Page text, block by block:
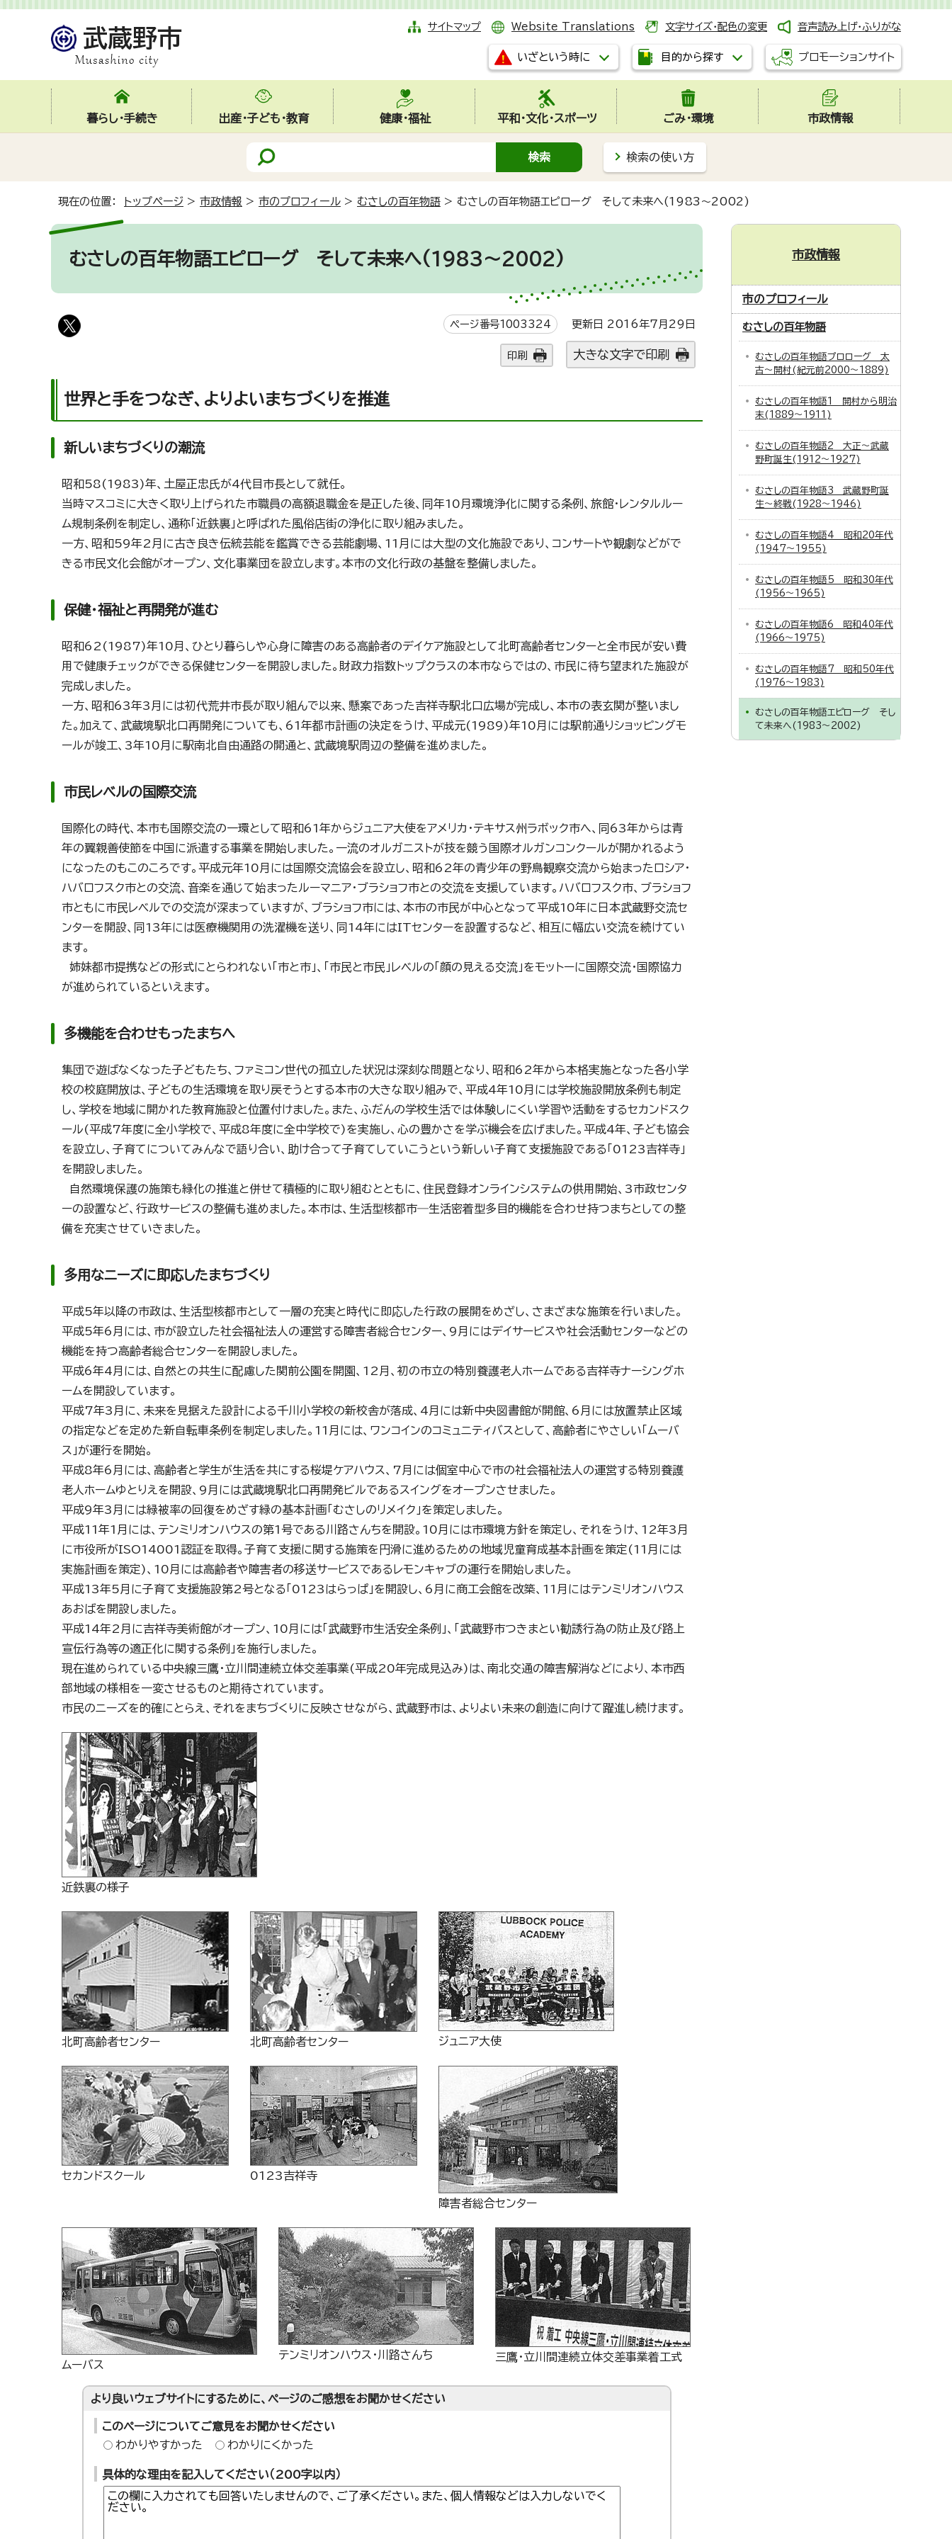
サイトマップ Website Translations 文字サイズ・配色の変更 音声読み上げ・ふりがな
いざという時に 目的から探す プロモーションサイト
暮らし・手続き 出産・子ども・教育 健康・福祉 平和・文化・スポーツ ごみ・環境 市政情報
検索の使い方
現在の位置： トップページ > 市政情報 > 市のプロフィール > むさしの百年物語 > むさしの百年物語エピローグ そして未来へ(1983～2002)
むさしの百年物語エピローグ そして未来へ(1983～2002)
ページ番号1003324 更新日 2016年7月29日
印刷 大きな文字で印刷
世界と手をつなぎ、よりよいまちづくりを推進
新しいまちづくりの潮流
昭和58(1983)年、土屋正忠氏が4代目市長として就任。
当時マスコミに大きく取り上げられた市職員の高額退職金を是正した後、同年10月環境浄化に関する条例、旅館・レンタルルー
ム規制条例を制定し、通称「近鉄裏」と呼ばれた風俗店街の浄化に取り組みました。
一方、昭和59年2月に古き良き伝統芸能を鑑賞できる芸能劇場、11月には大型の文化施設であり、コンサートや観劇などがで
きる市民文化会館がオープン、文化事業団を設立します。本市の文化行政の基盤を整備しました。
保健・福祉と再開発が進む
昭和62(1987)年10月、ひとり暮らしや心身に障害のある高齢者のデイケア施設として北町高齢者センターと全市民が安い費
用で健康チェックができる保健センターを開設しました。財政力指数トップクラスの本市ならではの、市民に待ち望まれた施設が
完成しました。
一方、昭和63年3月には初代荒井市長が取り組んで以来、懸案であった吉祥寺駅北口広場が完成し、本市の表玄関が整いまし
た。加えて、武蔵境駅北口再開発についても、61年都市計画の決定をうけ、平成元(1989)年10月には駅前通りショッピングモ
ールが竣工、3年10月に駅南北自由通路の開通と、武蔵境駅周辺の整備を進めました。
市民レベルの国際交流
国際化の時代、本市も国際交流の一環として昭和61年からジュニア大使をアメリカ・テキサス州ラボック市へ、同63年からは青
年の翼親善使節を中国に派遣する事業を開始しました。一流のオルガニストが技を競う国際オルガンコンクールが開かれるよう
になったのもこのころです。平成元年10月には国際交流協会を設立し、昭和62年の青少年の野鳥観察交流から始まったロシア・
ハバロフスク市との交流、音楽を通じて始まったルーマニア・ブラショフ市との交流を支援しています。ハバロフスク市、ブラショフ
市ともに市民レベルでの交流が深まっていますが、ブラショフ市には、本市の市民が中心となって平成10年に日本武蔵野交流セ
ンターを開設、同13年には医療機関用の洗濯機を送り、同14年にはITセンターを設置するなど、相互に幅広い交流を続けてい
ます。
姉妹都市提携などの形式にとらわれない「市と市」、「市民と市民」レベルの「顔の見える交流」をモットーに国際交流・国際協力
が進められているといえます。
多機能を合わせもったまちへ
集団で遊ばなくなった子どもたち、ファミコン世代の孤立した状況は深刻な問題となり、昭和62年から本格実施となった各小学
校の校庭開放は、子どもの生活環境を取り戻そうとする本市の大きな取り組みで、平成4年10月には学校施設開放条例も制定
し、学校を地域に開かれた教育施設と位置付けました。また、ふだんの学校生活では体験しにくい学習や活動をするセカンドスク
ール(平成7年度に全小学校で、平成8年度に全中学校で)を実施し、心の豊かさを学ぶ機会を広げました。平成4年、子ども協会
を設立し、子育てについてみんなで語り合い、助け合って子育てしていこうという新しい子育て支援施設である「0123吉祥寺」
を開設しました。
自然環境保護の施策も緑化の推進と併せて積極的に取り組むとともに、住民登録オンラインシステムの供用開始、3市政センタ
ーの設置など、行政サービスの整備も進めました。本市は、生活型核都市―生活密着型多目的機能を合わせ持つまちとしての整
備を充実させていきました。
多用なニーズに即応したまちづくり
平成5年以降の市政は、生活型核都市として一層の充実と時代に即応した行政の展開をめざし、さまざまな施策を行いました。
平成5年6月には、市が設立した社会福祉法人の運営する障害者総合センター、9月にはデイサービスや社会活動センターなどの
機能を持つ高齢者総合センターを開設しました。
平成6年4月には、自然との共生に配慮した関前公園を開園、12月、初の市立の特別養護老人ホームである吉祥寺ナーシングホ
ームを開設しています。
平成7年3月に、未来を見据えた設計による千川小学校の新校舎が落成、4月には新中央図書館が開館、6月には放置禁止区域
の指定などを定めた新自転車条例を制定しました。11月には、ワンコインのコミュニティバスとして、高齢者にやさしい「ムーバ
ス」が運行を開始。
平成8年6月には、高齢者と学生が生活を共にする桜堤ケアハウス、7月には個室中心で市の社会福祉法人の運営する特別養護
老人ホームゆとりえを開設、9月には武蔵境駅北口再開発ビルであるスイングをオープンさせました。
平成9年3月には緑被率の回復をめざす緑の基本計画「むさしのリメイク」を策定しました。
平成11年1月には、テンミリオンハウスの第1号である川路さんちを開設。10月には市環境方針を策定し、それをうけ、12年3月
に市役所がISO14001認証を取得。子育て支援に関する施策を円滑に進めるための地域児童育成基本計画を策定(11月には
実施計画を策定)、10月には高齢者や障害者の移送サービスであるレモンキャブの運行を開始しました。
平成13年5月に子育て支援施設第2号となる「0123はらっぱ」を開設し、6月に商工会館を改築、11月にはテンミリオンハウス
あおばを開設しました。
平成14年2月に吉祥寺美術館がオープン、10月には「武蔵野市生活安全条例」、「武蔵野市つきまとい勧誘行為の防止及び路上
宣伝行為等の適正化に関する条例」を施行しました。
現在進められている中央線三鷹・立川間連続立体交差事業(平成20年完成見込み)は、南北交通の障害解消などにより、本市西
部地域の様相を一変させるものと期待されています。
市民のニーズを的確にとらえ、それをまちづくりに反映させながら、武蔵野市は、よりよい未来の創造に向けて躍進し続けます。
近鉄裏の様子
北町高齢者センター 北町高齢者センター ジュニア大使
セカンドスクール 0123吉祥寺
障害者総合センター
ムーバス
テンミリオンハウス・川路さんち 三鷹・立川間連続立体交差事業着工式
より良いウェブサイトにするために、ページのご感想をお聞かせください
このページについてご意見をお聞かせください
わかりやすかった
わかりにくかった
具体的な理由を記入してください（200字以内）
市政情報
市のプロフィール
むさしの百年物語
むさしの百年物語プロローグ 太
古～開村(紀元前2000～1889)
むさしの百年物語1 開村から明治
末(1889～1911)
むさしの百年物語2 大正～武蔵
野町誕生(1912～1927)
むさしの百年物語3 武蔵野町誕
生～終戦(1928～1946)
むさしの百年物語4 昭和20年代
(1947～1955)
むさしの百年物語5 昭和30年代
(1956～1965)
むさしの百年物語6 昭和40年代
(1966～1975)
むさしの百年物語7 昭和50年代
(1976～1983)
むさしの百年物語エピローグ そし
て未来へ(1983～2002)